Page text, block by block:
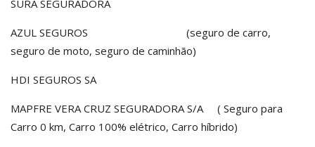
SURA SEGURADORA
AZUL SEGUROS (seguro de carro,
seguro de moto, seguro de caminhão)
HDI SEGUROS SA
MAPFRE VERA CRUZ SEGURADORA S/A ( Seguro para
Carro 0 km, Carro 100% elétrico, Carro híbrido)